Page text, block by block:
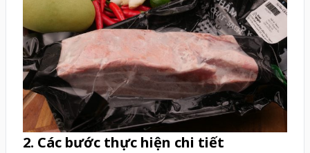
2. Các bước thực hiện chi tiết